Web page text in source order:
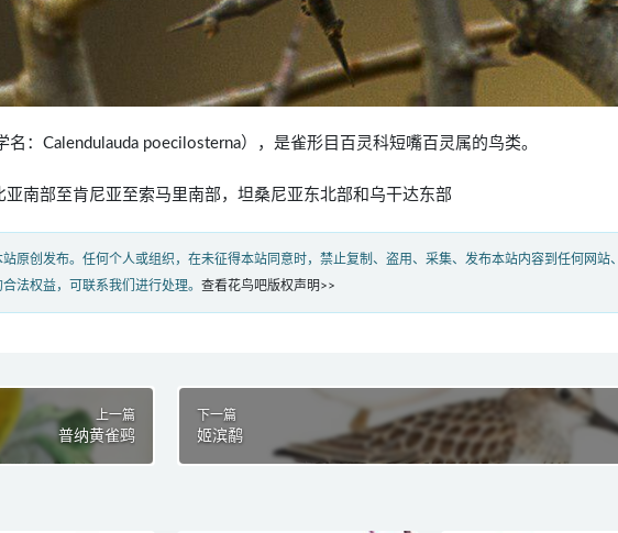
：Calendulauda poecilosterna），是雀形目百灵科短嘴百灵属的鸟类。
南部至肯尼亚至索马里南部，坦桑尼亚东北部和乌干达东部
原创发布。任何个人或组织，在未征得本站同意时，禁止复制、盗用、采集、发布本站内容到任何网站
法权益，可联系我们进行处理。 查看花鸟吧版权声明>>
上一篇
普纳黄雀鹀
下一篇
姬滨鹬